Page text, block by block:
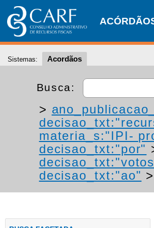
Sistemas: Acordãos
Busca:
>
materia_s:"IPI-
decisao_txt:"por"
decisao_txt:"ao" >